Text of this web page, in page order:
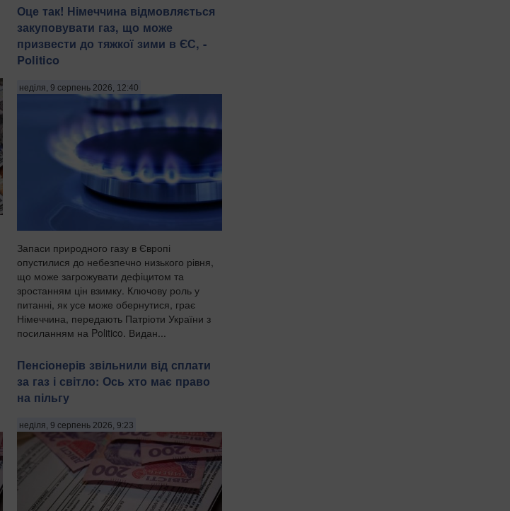
Оце так! Німеччина відмовляється
закуповувати газ, що може
призвести до тяжкої зими в ЄС, -
Politico
неділя, 9 серпень 2026, 12:40
Запаси природного газу в Європі
опустилися до небезпечно низького рівня,
що може загрожувати дефіцитом та
зростанням цін взимку. Ключову роль у
питанні, як усе може обернутися, грає
Німеччина, передають Патріоти України з
посиланням на Politico. Видан...
Пенсіонерів звільнили від сплати
за газ і світло: Ось хто має право
на пільгу
неділя, 9 серпень 2026, 9:23